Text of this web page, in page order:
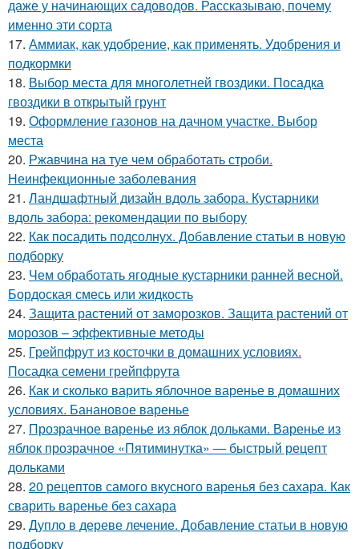
даже у начинающих садоводов. Рассказываю, почему
именно эти сорта
17. Аммиак, как удобрение, как применять. Удобрения и
подкормки
18. Выбор места для многолетней гвоздики. Посадка
гвоздики в открытый грунт
19. Оформление газонов на дачном участке. Выбор
места
20. Ржавчина на туе чем обработать строби.
Неинфекционные заболевания
21. Ландшафтный дизайн вдоль забора. Кустарники
вдоль забора: рекомендации по выбору
22. Как посадить подсолнух. Добавление статьи в новую
подборку
23. Чем обработать ягодные кустарники ранней весной.
Бордоская смесь или жидкость
24. Защита растений от заморозков. Защита растений от
морозов – эффективные методы
25. Грейпфрут из косточки в домашних условиях.
Посадка семени грейпфрута
26. Как и сколько варить яблочное варенье в домашних
условиях. Банановое варенье
27. Прозрачное варенье из яблок дольками. Варенье из
яблок прозрачное «Пятиминутка» — быстрый рецепт
дольками
28. 20 рецептов самого вкусного варенья без сахара. Как
сварить варенье без сахара
29. Дупло в дереве лечение. Добавление статьи в новую
подборку